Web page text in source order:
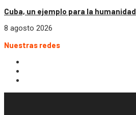
Cuba, un ejemplo para la humanidad
8 agosto 2026
Nuestras redes